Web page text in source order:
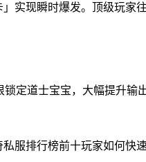
实现瞬时爆发。顶级玩家
定道士宝宝，大幅提升输